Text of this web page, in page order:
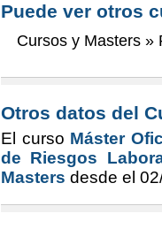
Puede ver otros
Cursos y Masters »
Otros datos del
El curso Máster
de Riesgos
Masters desde el